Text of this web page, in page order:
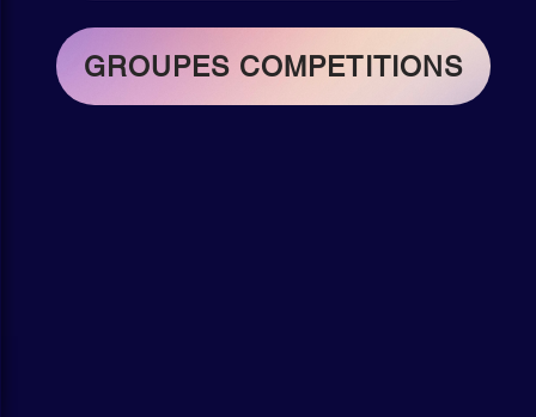
GROUPES COMPETITIONS